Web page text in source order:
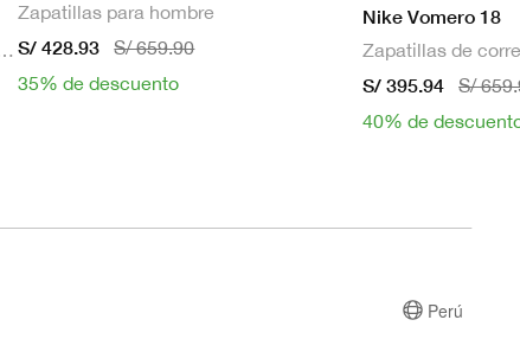
relleno de sujeción media para mujer
Zapatillas para hombre
S/ 428.93
S/ 659.90
35% de descuento
Nike Vomero 18
S/ 395.94
S/
40% de
Perú